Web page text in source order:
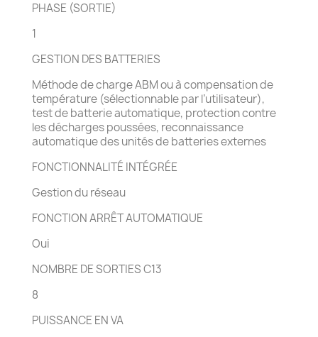
PHASE (SORTIE)
1
GESTION DES BATTERIES
Méthode de charge ABM ou à compensation de
température (sélectionnable par l’utilisateur),
test de batterie automatique, protection contre
les décharges poussées, reconnaissance
automatique des unités de batteries externes
FONCTIONNALITÉ INTÉGRÉE
Gestion du réseau
FONCTION ARRÊT AUTOMATIQUE
Oui
NOMBRE DE SORTIES C13
8
PUISSANCE EN VA